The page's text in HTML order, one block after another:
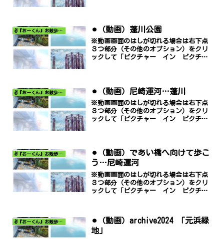
✌️『おーくん』お散歩日記〜どんな出会いがあるだろう〜 ⚫︎（動画）蓬川公園
※動画画面のはしが切れる場合は右下点
３つ部分（その他のオプション）をクリ
ックして「ピクチャー イン ピクチャ
✌️『おーくん』お散歩日記〜どんな出会いがあるだろう〜 ⚫︎（動画）尼崎運河…蓬川
※動画画面のはしが切れる場合は右下点
３つ部分（その他のオプション）をクリ
ックして「ピクチャー イン ピクチャ
✌️『おーくん』お散歩日記〜どんな出会いがあるだろう〜
⚫︎（動画）であい橋へ向けて歩こ
う…尼崎運河
※動画画面のはしが切れる場合は右下点
３つ部分（その他のオプション）をクリ
ックして「ピクチャー イン ピクチャ
✌️『おーくん』お散歩日記〜どんな出会いがあるだろう〜
⚫︎（動画）archive2024 「元浜緑
地」